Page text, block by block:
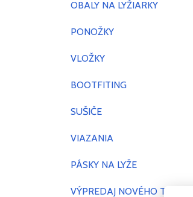
OBALY NA LYŽIARKY
PONOŽKY
VLOŽKY
BOOTFITING
SUŠIČE
VIAZANIA
PÁSKY NA LYŽE
VÝPREDAJ NOVÉHO TOVARU